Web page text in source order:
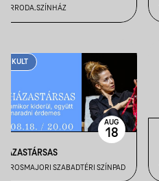
VARRODA.SZÍNHÁZ
KULT
HÁZASTÁRSAS
VÁROSMAJORI SZABADTÉRI SZÍNPAD
AUG
18